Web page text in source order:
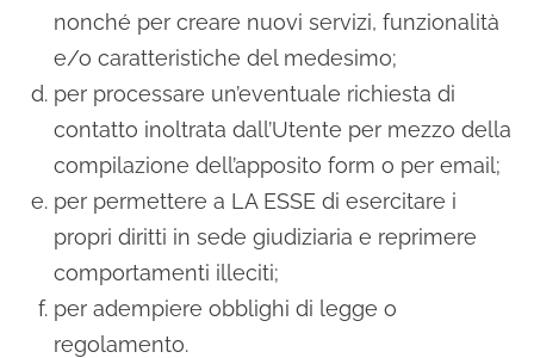
nonché per creare nuovi servizi, funzionalità
e/o caratteristiche del medesimo;
per processare un’eventuale richiesta di
contatto inoltrata dall’Utente per mezzo della
compilazione dell’apposito form o per email;
per permettere a LA ESSE di esercitare i
propri diritti in sede giudiziaria e reprimere
comportamenti illeciti;
per adempiere obblighi di legge o
regolamento.